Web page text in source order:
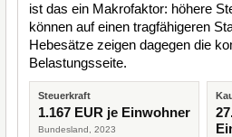
ist das ein Makrofaktor: höhere
können auf einen tragfähigeren
Hebesätze zeigen dagegen die
Belastungsseite.
Steuerkraft
1.167 EUR je Einwohner
Bundesland, 2023